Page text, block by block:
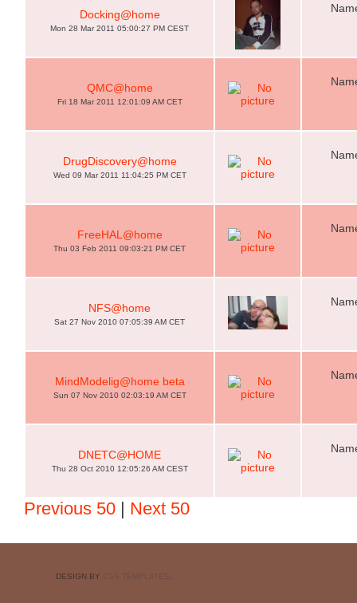
Docking@home
Mon 28 Mar 2011 05:00:27 PM CEST
QMC@home
Fri 18 Mar 2011 12:01:09 AM CET
DrugDiscovery@home
Wed 09 Mar 2011 11:04:25 PM CET
FreeHAL@home
Thu 03 Feb 2011 09:03:21 PM CET
NFS@home
Sat 27 Nov 2010 07:05:39 AM CET
MindModelig@home beta
Sun 07 Nov 2010 02:03:19 AM CET
DNETC@HOME
Thu 28 Oct 2010 12:05:26 AM CEST
Previous 50 | Next 50
DESIGN BY CSS TEMPLATES